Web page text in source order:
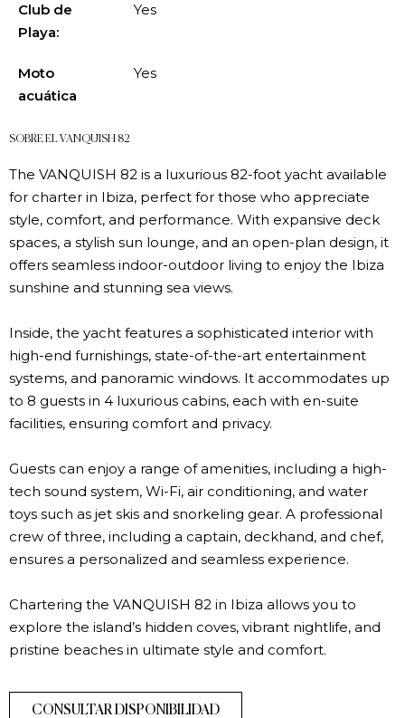
Club de
Playa:
Yes
Moto
acuática
Yes
SOBRE EL VANQUISH 82
The VANQUISH 82 is a luxurious 82-foot yacht available
for charter in Ibiza, perfect for those who appreciate
style, comfort, and performance. With expansive deck
spaces, a stylish sun lounge, and an open-plan design, it
offers seamless indoor-outdoor living to enjoy the Ibiza
sunshine and stunning sea views.
Inside, the yacht features a sophisticated interior with
high-end furnishings, state-of-the-art entertainment
systems, and panoramic windows. It accommodates up
to 8 guests in 4 luxurious cabins, each with en-suite
facilities, ensuring comfort and privacy.
Guests can enjoy a range of amenities, including a high-
tech sound system, Wi-Fi, air conditioning, and water
toys such as jet skis and snorkeling gear. A professional
crew of three, including a captain, deckhand, and chef,
ensures a personalized and seamless experience.
Chartering the VANQUISH 82 in Ibiza allows you to
explore the island’s hidden coves, vibrant nightlife, and
pristine beaches in ultimate style and comfort.
CONSULTAR DISPONIBILIDAD